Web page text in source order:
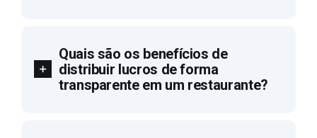
Quais são os benefícios de
distribuir lucros de forma
transparente em um restaurante?